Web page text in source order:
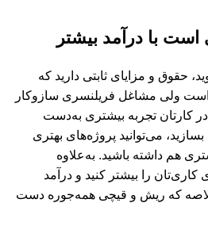
با درآمد بیشتر
حقوق و مزایای ثابتی دارید که
است ولی مشاغل فریلنسری سازوکار
در کارتان تجربه بیشتری به‌دست
می‌توانید پروژه‌های بهتری
هم داشته باشید. به‌علاوه
را بیشتر کنید و درآمد
که ریش و قیچی همه‌جوره دست